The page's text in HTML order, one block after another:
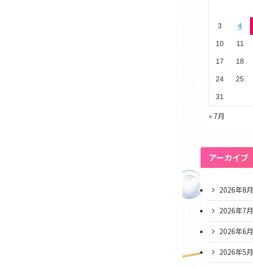
を
る
3 4
10 11
17 18
24 25
31
« 7月
アーカイブ
2026年8月
2026年7月
2026年6月
2026年5月